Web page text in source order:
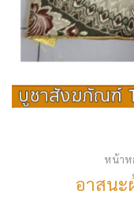
หน้าห
อาสนะ